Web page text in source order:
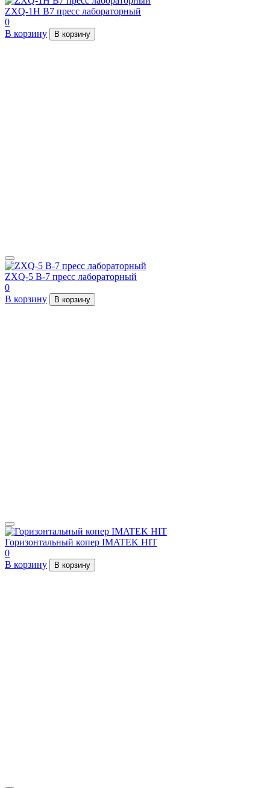
ZXQ-1H B7 пресс лабораторный
0
В корзину
В корзину
ZXQ-5 В-7 пресс лабораторный
0
В корзину
В корзину
Горизонтальный копер IMATEK HIT
0
В корзину
В корзину